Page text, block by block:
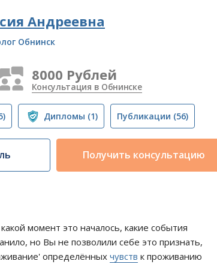
Андреевна
Обнинск
8000 Рублей
Консультация в Обнинске
Дипломы (1) Публикации (56)
Получить консультацию
момент это началось, какие события
но Вы не позволили себе это признать,
определённых чувств к проживанию